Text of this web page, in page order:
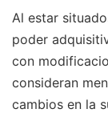
Al estar
poder
con
consideran
cambios en la